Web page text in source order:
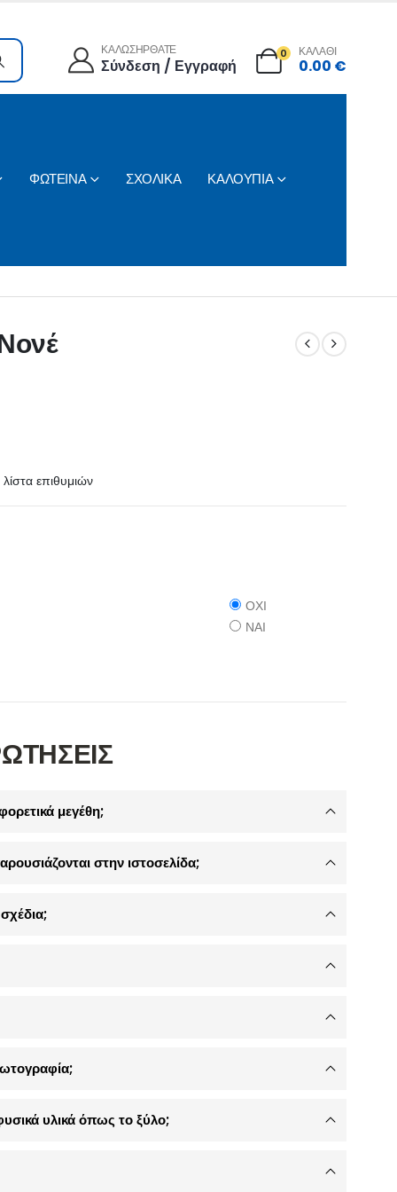
ΚΑΛΩΣΗΡΘΑΤΕ
Σύνδεση / Εγγραφή
0 ΚΑΛΑΘΙ
0.00 €
ΦΩΤΕΙΝΑ ΣΧΟΛΙΚΑ ΚΑΛΟΥΠΙΑ
επιθυμιών
ΟΧΙ
ΝΑΙ
μεγέθη;
στην ιστοσελίδα;
υλικά όπως το ξύλο;